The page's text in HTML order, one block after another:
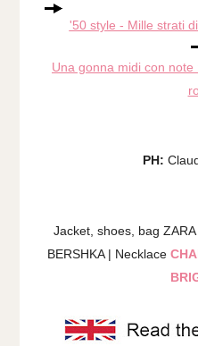
'50 style - Mille strati
Una gonna midi con
PH:
Jacket, shoes, bag
BERSHKA | Necklace